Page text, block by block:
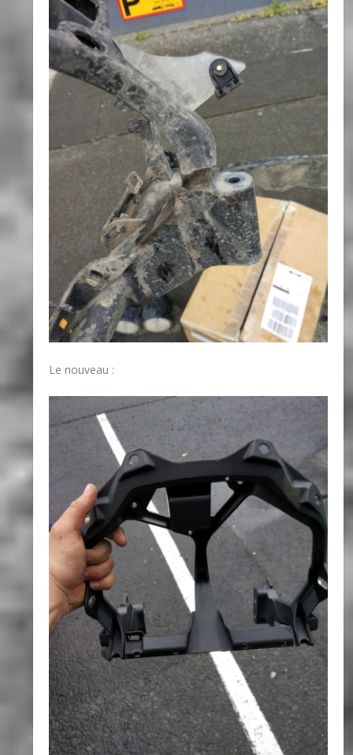
Le nouveau :